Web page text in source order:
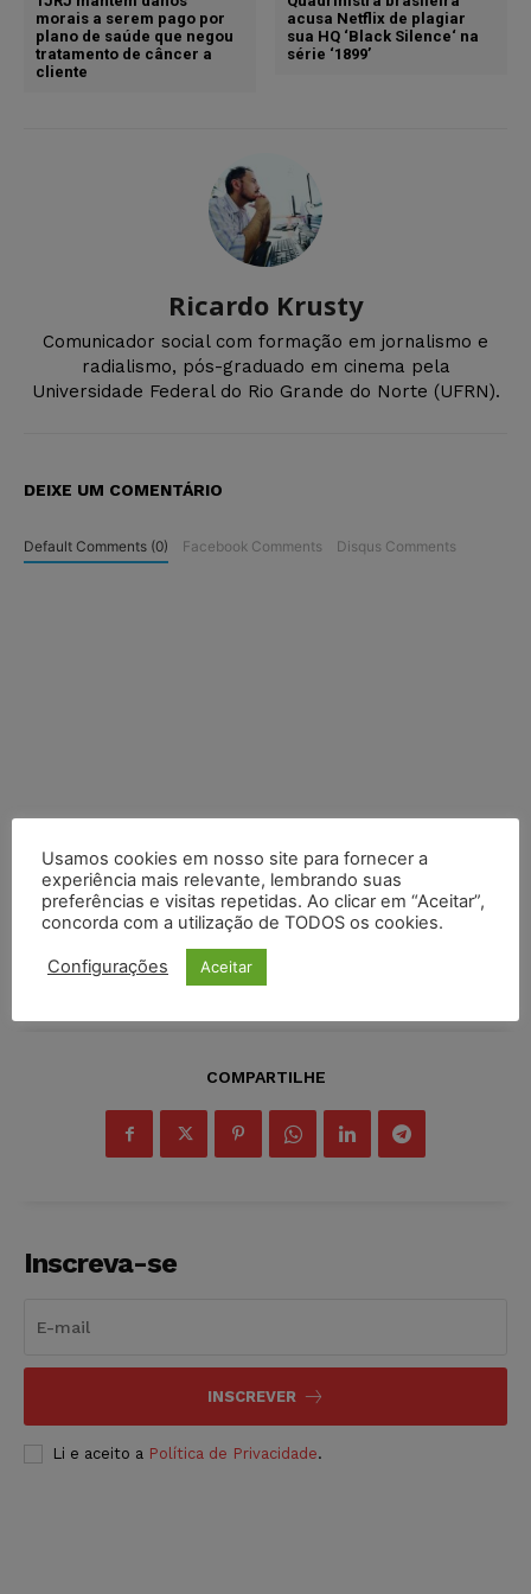
morais a serem pago por
plano de saúde que negou
tratamento de câncer a
cliente
acusa Netflix de plagiar
sua HQ ‘Black Silence‘ na
série ‘1899’
Ricardo Krusty
Comunicador social com formação em jornalismo e
radialismo, pós-graduado em cinema pela
Universidade Federal do Rio Grande do Norte (UFRN).
DEIXE UM COMENTÁRIO
Default Comments (0) Facebook Comments Disqus Comments
COMPARTILHE
Inscreva-se
INSCREVER
Li e aceito a Política de Privacidade.
Usamos cookies em nosso site para fornecer a
experiência mais relevante, lembrando suas
preferências e visitas repetidas. Ao clicar em “Aceitar”,
concorda com a utilização de TODOS os cookies.
Configurações Aceitar